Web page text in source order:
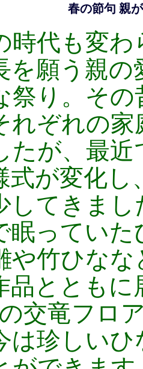
春の節句 親
時代も変
を願う親の
祭り。そ
れぞれの
たが、最
式が変化し
してきま
眠ってい
や竹ひな
品ととも
交竜フロ
は珍しい